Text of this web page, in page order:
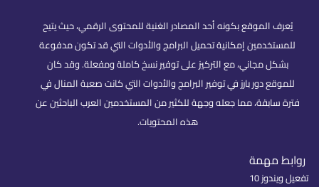
يُعرف الموقع بكونه أحد المصادر الغنية للمحتوى الرقمي، حيث يتيح
للمستخدمين إمكانية تحميل البرامج والأدوات التي قد تكون مدفوعة
بشكل مجاني، مع التركيز على توفير نسخ كاملة ومفعلة. وقد كان
للموقع دور بارز في توفير البرامج والأدوات التي كانت صعبة المنال في
فترة سابقة، مما جعله وجهة للكثير من المستخدمين العرب الباحثين عن
هذه المحتويات.
روابط مهمة
تفعيل ويندوز 10